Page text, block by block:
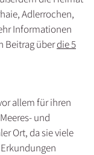
Adlerrochen,
Informationen
Beitrag überdie 5
allem für ihren
und
Ort, da sie viele